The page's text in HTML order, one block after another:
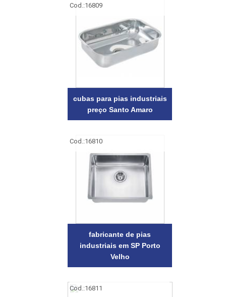
Cod.:16809
cubas para pias industriais
preço Santo Amaro
Cod.:16810
fabricante de pias
industriais em SP Porto
Velho
Cod.:16811